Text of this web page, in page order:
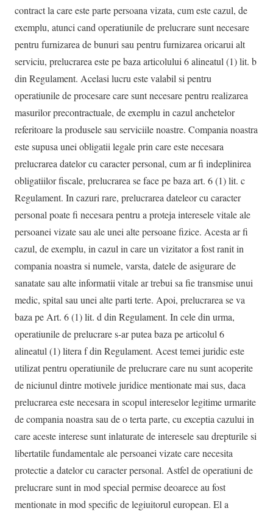
contract la care este parte persoana vizata, cum este cazul, de
exemplu, atunci cand operatiunile de prelucrare sunt necesare
pentru furnizarea de bunuri sau pentru furnizarea oricarui alt
serviciu, prelucrarea este pe baza articolului 6 alineatul (1) lit. b
din Regulament. Acelasi lucru este valabil si pentru
operatiunile de procesare care sunt necesare pentru realizarea
masurilor precontractuale, de exemplu in cazul anchetelor
referitoare la produsele sau serviciile noastre. Compania noastra
este supusa unei obligatii legale prin care este necesara
prelucrarea datelor cu caracter personal, cum ar fi indeplinirea
obligatiilor fiscale, prelucrarea se face pe baza art. 6 (1) lit. c
Regulament. In cazuri rare, prelucrarea dateleor cu caracter
personal poate fi necesara pentru a proteja interesele vitale ale
persoanei vizate sau ale unei alte persoane fizice. Acesta ar fi
cazul, de exemplu, in cazul in care un vizitator a fost ranit in
compania noastra si numele, varsta, datele de asigurare de
sanatate sau alte informatii vitale ar trebui sa fie transmise unui
medic, spital sau unei alte parti terte. Apoi, prelucrarea se va
baza pe Art. 6 (1) lit. d din Regulament. In cele din urma,
operatiunile de prelucrare s-ar putea baza pe articolul 6
alineatul (1) litera f din Regulament. Acest temei juridic este
utilizat pentru operatiunile de prelucrare care nu sunt acoperite
de niciunul dintre motivele juridice mentionate mai sus, daca
prelucrarea este necesara in scopul intereselor legitime urmarite
de compania noastra sau de o terta parte, cu exceptia cazului in
care aceste interese sunt inlaturate de interesele sau drepturile si
libertatile fundamentale ale persoanei vizate care necesita
protectie a datelor cu caracter personal. Astfel de operatiuni de
prelucrare sunt in mod special permise deoarece au fost
mentionate in mod specific de legiuitorul european. El a